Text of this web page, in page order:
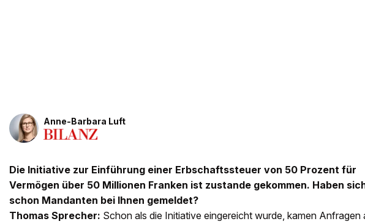
Anne-Barbara Luft
Die Initiative zur Einführung einer Erbschaftssteuer von 50 Prozent für
Vermögen über 50 Millionen Franken ist zustande gekommen. Haben
schon Mandanten bei Ihnen gemeldet?
Thomas Sprecher: Schon als die Initiative eingereicht wurde, kamen Anfragen